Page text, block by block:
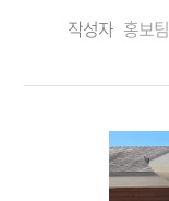
작성자 홍보팀